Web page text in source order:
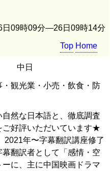
日09時09分―26日09時14分
Top Home
中日
観光業・小売・飲食・防
然な日本語と、徹底調査
ご好評いただいています★
2021年〜字幕翻訳講座修了
翻訳者として「感情・空
に、主に中国映画ドラマ